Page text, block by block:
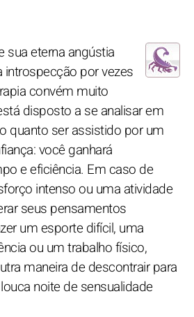
eterna angústia
por vezes
convém muito
disposto a se analisar em
quanto ser assistido por um
você ganhará
e eficiência. Em caso de
intenso ou uma atividade
seus pensamentos
um esporte difícil, uma
ou um trabalho físico,
maneira de descontrair para
noite de sensualidade